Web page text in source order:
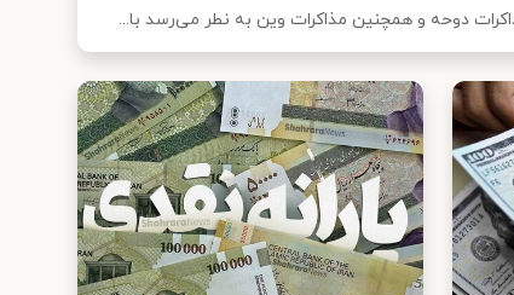
دوحه و همچنین مذاکرات وین به نطر می‌رسد با...